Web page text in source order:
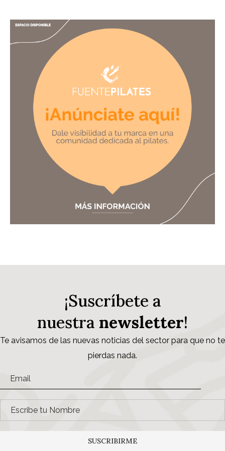
¡Suscríbete a
nuestra newsletter!
Te avisamos de las nuevas noticias del sector para que no te
pierdas nada.
SUSCRIBIRME